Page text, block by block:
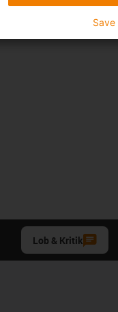
Lob & Kritik
Save